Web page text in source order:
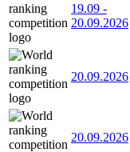
19.09 -
20.09.2026
20.09.2026
20.09.2026